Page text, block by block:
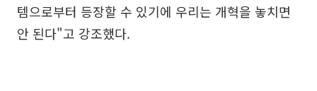
템으로부터 등장할 수 있기에 우리는 개혁을 놓치면
안 된다"고 강조했다.